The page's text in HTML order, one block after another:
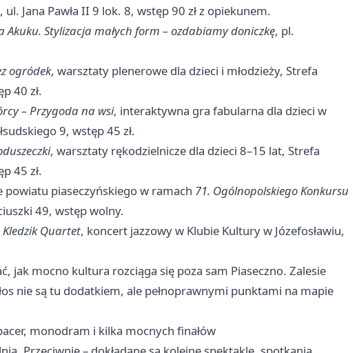
Jana Pawła II 9 lok. 8, wstęp 90 zł z opiekunem.
Akuku. Stylizacja małych form – ozdabiamy doniczkę, pl.
ogródek, warsztaty plenerowe dla dzieci i młodzieży, Strefa
40 zł.
– Przygoda na wsi, interaktywna gra fabularna dla dzieci w
9, wstęp 45 zł.
, warsztaty rękodzielnicze dla dzieci 8–15 lat, Strefa
45 zł.
powiatu piaseczyńskiego w ramach 71. Ogólnopolskiego Konkursu
49, wstęp wolny.
Kledzik Quartet, koncert jazzowy w Klubie Kultury w Józefosławiu,
jak mocno kultura rozciąga się poza sam Piaseczno. Zalesie
nie są tu dodatkiem, ale pełnoprawnymi punktami na mapie
monodram i kilka mocnych finałów